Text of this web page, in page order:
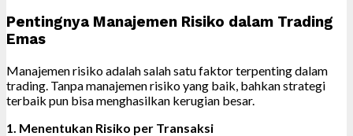
Pentingnya Manajemen Risiko dalam Trading
Emas
Manajemen risiko adalah salah satu faktor terpenting dalam
trading. Tanpa manajemen risiko yang baik, bahkan strategi
terbaik pun bisa menghasilkan kerugian besar.
1. Menentukan Risiko per Transaksi